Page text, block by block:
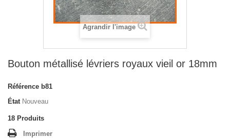
Agrandir l'image
Bouton métallisé lévriers royaux vieil or 18mm
Référence b81
État Nouveau
18 Produits
Imprimer